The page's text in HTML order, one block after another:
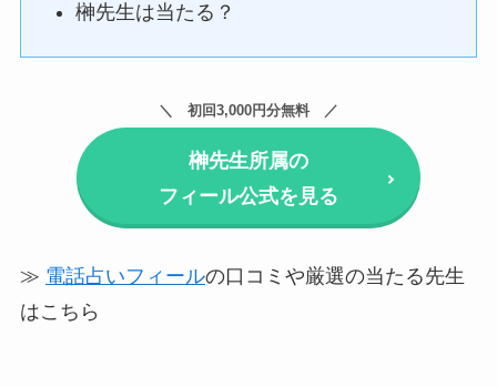
榊先生は当たる？
初回3,000円分無料
榊先生所属の
フィール公式を見る
≫ 電話占いフィールの口コミや厳選の当たる先生
はこちら